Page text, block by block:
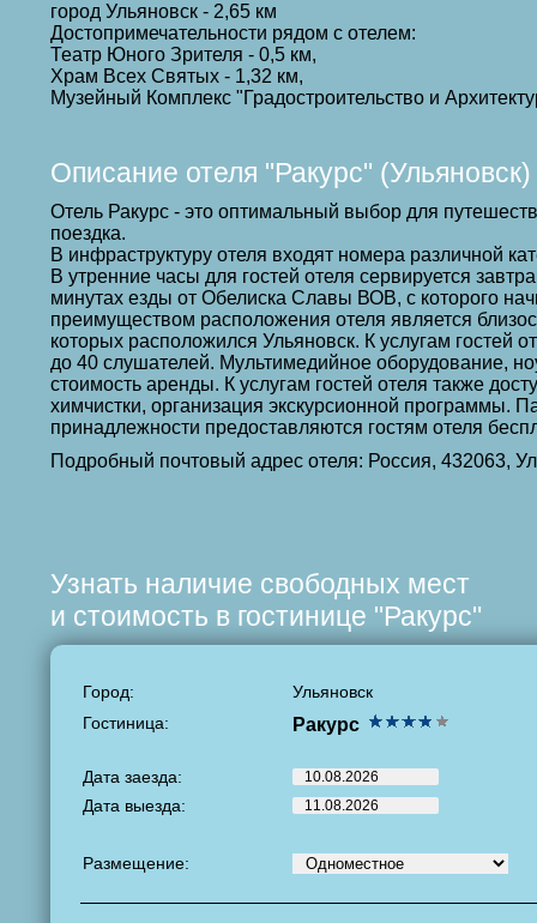
город Ульяновск - 2,65 км
Достопримечательности рядом с отелем:
Театр Юного Зрителя - 0,5 км,
Храм Всех Святых - 1,32 км,
Музейный Комплекс "Градостроительство и
Описание отеля "Ракурс" (Ульяновск)
Отель Ракурс - это оптимальный выбор для
поездка.
В инфраструктуру отеля входят номера различной
В утренние часы для гостей отеля сервируется
минутах езды от Обелиска Славы ВОВ, с которого
преимуществом расположения отеля является
которых расположился Ульяновск. К услугам
до 40 слушателей. Мультимедийное оборудование,
стоимость аренды. К услугам гостей отеля также
химчистки, организация экскурсионной программы.
принадлежности предоставляются гостям отеля
Подробный почтовый адрес отеля: Россия, 432063,
Узнать наличие свободных мест
и стоимость в гостинице "Ракурс"
Город:
Ульяновск
Гостиница:
Ракурс
Дата заезда:
Дата выезда:
Размещение: